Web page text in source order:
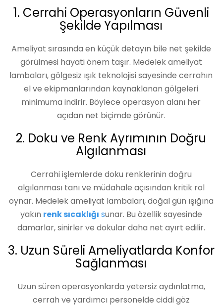
1. Cerrahi Operasyonların Güvenli
Şekilde Yapılması
Ameliyat sırasında en küçük detayın bile net şekilde
görülmesi hayati önem taşır. Medelek ameliyat
lambaları, gölgesiz ışık teknolojisi sayesinde cerrahın
el ve ekipmanlarından kaynaklanan gölgeleri
minimuma indirir. Böylece operasyon alanı her
açıdan net biçimde görünür.
2. Doku ve Renk Ayrımının Doğru
Algılanması
Cerrahi işlemlerde doku renklerinin doğru
algılanması tanı ve müdahale açısından kritik rol
oynar. Medelek ameliyat lambaları, doğal gün ışığına
yakın renk sıcaklığı sunar. Bu özellik sayesinde
damarlar, sinirler ve dokular daha net ayırt edilir.
3. Uzun Süreli Ameliyatlarda Konfor
Sağlanması
Uzun süren operasyonlarda yetersiz aydınlatma,
cerrah ve yardımcı personelde ciddi göz